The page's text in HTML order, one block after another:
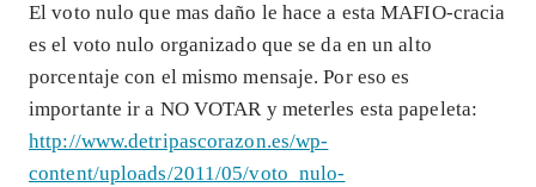
El voto nulo que mas daño le hace a esta MAFIO-cracia
es el voto nulo organizado que se da en un alto
porcentaje con el mismo mensaje. Por eso es
importante ir a NO VOTAR y meterles esta papeleta:
http://www.detripascorazon.es/wp-
content/uploads/2011/05/voto_nulo-